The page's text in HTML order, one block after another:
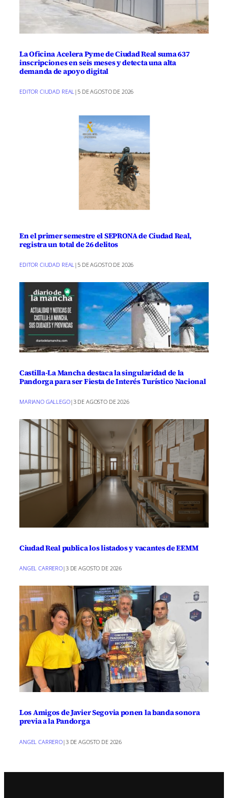
La Oficina Acelera Pyme de Ciudad Real suma 637
inscripciones en seis meses y detecta una alta
demanda de apoyo digital
EDITOR CIUDAD REAL | 5 DE AGOSTO DE 2026
En el primer semestre el SEPRONA de Ciudad Real,
registra un total de 26 delitos
EDITOR CIUDAD REAL|5 DE AGOSTO DE 2026
Castilla-La Mancha destaca la singularidad de la
Pandorga para ser Fiesta de Interés Turístico Nacional
MARIANO GALLEGO|3 DE AGOSTO DE 2026
Ciudad Real publica los listados y vacantes de EEMM
ANGEL CARRERO|3 DE AGOSTO DE 2026
Los Amigos de Javier Segovia ponen la banda sonora
previa a la Pandorga
ANGEL CARRERO|3 DE AGOSTO DE 2026